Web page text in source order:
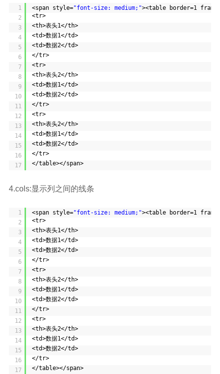
1
2
3
4
5
6
7
8
9
10
11
12
13
14
15
16
17
<span style="font-size: medium;"><table border=1
<tr>
<th>表头1</th>
<td>数据1</td>
<td>数据2</td>
</tr>
<tr>
<th>表头2</th>
<td>数据1</td>
<td>数据2</td>
</tr>
<tr>
<th>表头2</th>
<td>数据1</td>
<td>数据2</td>
</tr>
</table></span>
4.cols:显示列之间的线条
1
2
3
4
5
6
7
8
9
10
11
12
13
14
15
16
17
<span style="font-size: medium;"><table border=1
<tr>
<th>表头1</th>
<td>数据1</td>
<td>数据2</td>
</tr>
<tr>
<th>表头2</th>
<td>数据1</td>
<td>数据2</td>
</tr>
<tr>
<th>表头2</th>
<td>数据1</td>
<td>数据2</td>
</tr>
</table></span>